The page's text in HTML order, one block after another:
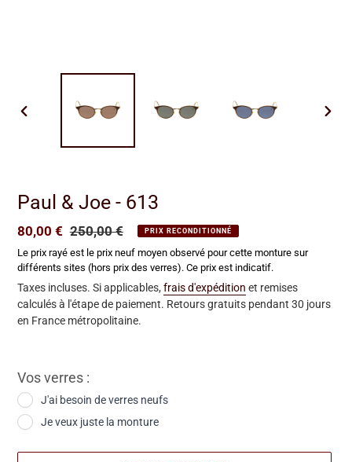
Paul & Joe - 613
Prix
réduit
80,00 € Prix
normal
250,00 € PRIX RECONDITIONNÉ
Le prix rayé est le prix neuf moyen observé pour cette monture sur
différents sites (hors prix des verres). Ce prix est indicatif.
Taxes incluses. Si applicables, frais d'expédition et remises
calculés à l'étape de paiement. Retours gratuits pendant 30 jours
en France métropolitaine.
Vos verres :
J'ai besoin de verres neufs
Je veux juste la monture